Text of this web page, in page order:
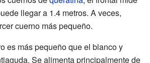
llegar a 1.4 metros. A veces,
cuerno más pequeño.
es más pequeño que el blanco y
Se alimenta principalmente de